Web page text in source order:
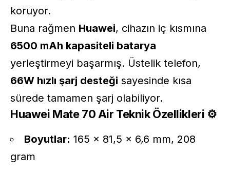
koruyor.
Buna rağmen Huawei, cihazın iç kısmına
6500 mAh kapasiteli batarya
yerleştirmeyi başarmış. Üstelik telefon,
66W hızlı şarj desteği sayesinde kısa
sürede tamamen şarj olabiliyor.
Huawei Mate 70 Air Teknik Özellikleri ⚙️
Boyutlar: 165 × 81,5 × 6,6 mm, 208
gram